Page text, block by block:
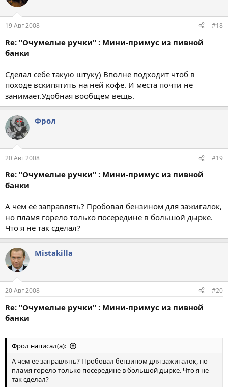
19 Авг 2008 #18
Re: "Очумелые ручки" : Мини-примус из пивной
банки
Сделал себе такую штуку) Вполне подходит чтоб в
походе вскипятить на ней кофе. И места почти не
занимает.Удобная вообщем вещь.
Фрол
20 Авг 2008 #19
Re: "Очумелые ручки" : Мини-примус из пивной
банки
А чем её заправлять? Пробовал бензином для зажигалок,
но пламя горело только посередине в большой дырке.
Что я не так сделал?
Mistakilla
20 Авг 2008 #20
Re: "Очумелые ручки" : Мини-примус из пивной
банки
Фрол написал(а):
А чем её заправлять? Пробовал бензином для зажигалок, но
пламя горело только посередине в большой дырке. Что я не
так сделал?